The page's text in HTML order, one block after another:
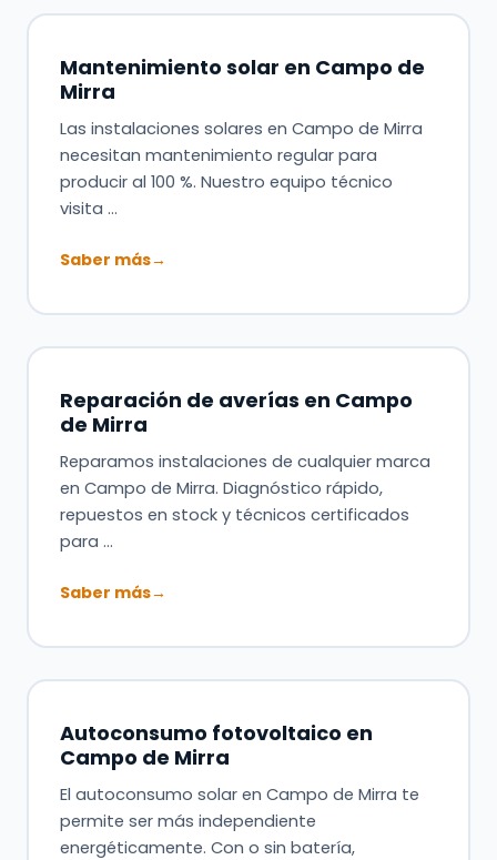
Mantenimiento solar en Campo de
Mirra
Las instalaciones solares en Campo de Mirra
necesitan mantenimiento regular para
producir al 100 %. Nuestro equipo técnico
visita …
Saber más→
Reparación de averías en Campo
de Mirra
Reparamos instalaciones de cualquier marca
en Campo de Mirra. Diagnóstico rápido,
repuestos en stock y técnicos certificados
para …
Saber más→
Autoconsumo fotovoltaico en
Campo de Mirra
El autoconsumo solar en Campo de Mirra te
permite ser más independiente
energéticamente. Con o sin batería,